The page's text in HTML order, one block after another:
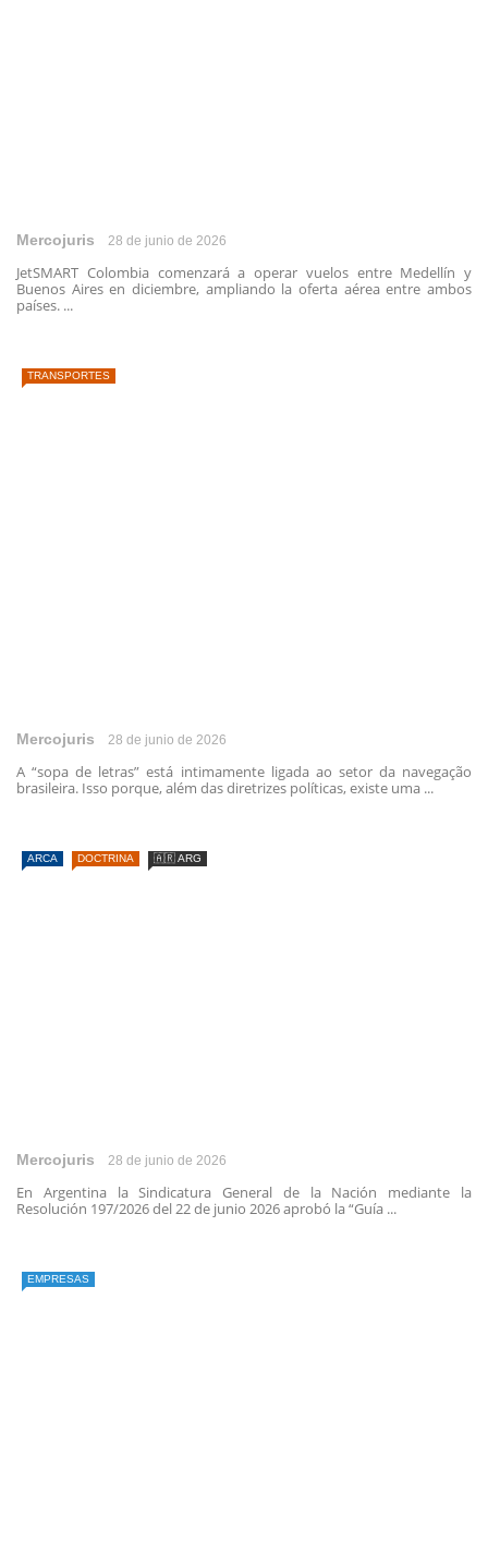
Mercojuris 28 de junio de 2026
JetSMART Colombia comenzará a operar vuelos entre Medellín y
Buenos Aires en diciembre, ampliando la oferta aérea entre ambos
países. ...
TRANSPORTES
Mercojuris 28 de junio de 2026
A “sopa de letras” está intimamente ligada ao setor da navegação
brasileira. Isso porque, além das diretrizes políticas, existe uma ...
ARCA DOCTRINA 🇦🇷 ARG
Mercojuris 28 de junio de 2026
En Argentina la Sindicatura General de la Nación mediante la
Resolución 197/2026 del 22 de junio 2026 aprobó la “Guía ...
EMPRESAS